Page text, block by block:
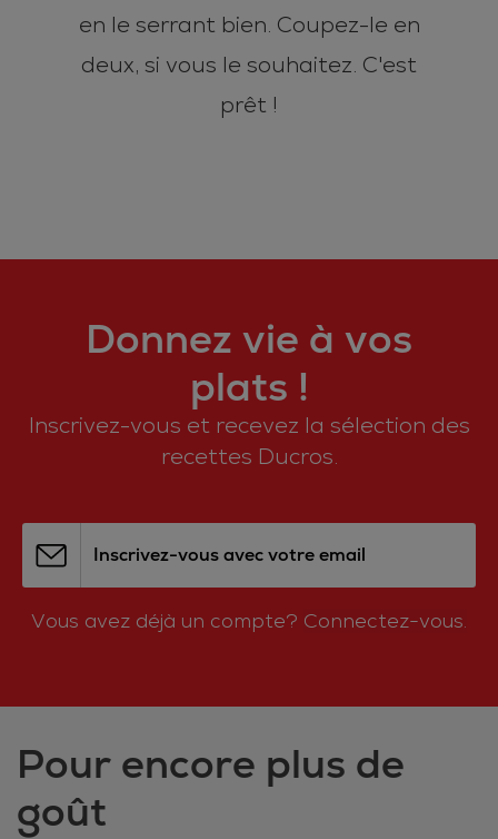
en le serrant bien. Coupez-le en
deux, si vous le souhaitez. C'est
prêt !
Donnez vie à vos
plats !
Inscrivez-vous et recevez la sélection des
recettes Ducros.
Inscrivez-vous avec votre email
Vous avez déjà un compte? Connectez-vous.
Pour encore plus de
goût